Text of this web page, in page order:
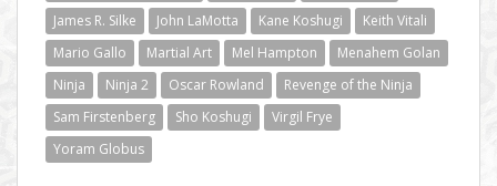
James R. Silke
John LaMotta Kane Koshugi
Keith Vitali
Mario Gallo
Martial Art Mel Hampton
Menahem Golan
Ninja
Ninja 2 Oscar Rowland
Revenge of the Ninja
Sam Firstenberg
Sho Koshugi
Virgil Frye
Yoram Globus